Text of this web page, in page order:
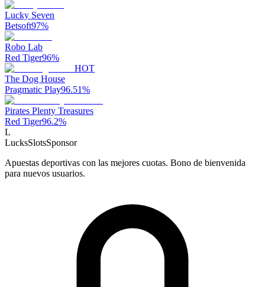
Lucky Seven
Betsoft97%
Robo Lab
Red Tiger96%
HOT
The Dog House
Pragmatic Play96.51%
Pirates Plenty Treasures
Red Tiger96.2%
L
LucksSlotsSponsor
Apuestas deportivas con las mejores cuotas. Bono de bienvenida
para nuevos usuarios.